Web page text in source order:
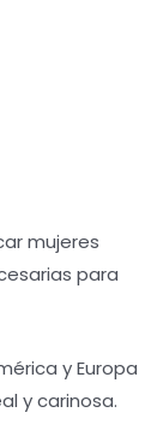
mujeres
para
y Europa
y carinosa.